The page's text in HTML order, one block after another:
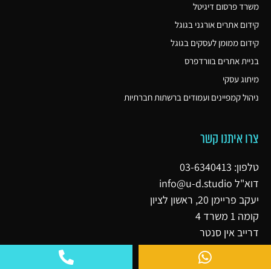
משרד פרסום דיגיטל
קידום אתרים אורגני בגוגל
קידום ממומן לעסקים בגוגל
בניית אתרים בוורדפרס
מיתוג עסקי
ניהול קמפיינים ועמודים ברשתות חברתיות
צרו איתנו קשר
טלפון: 03-6340413
דוא"ל info@u-d.studio
יעקב פריימן 20, ראשון לציון
קומה 1 משרד 4
דרייב אין סנטר
ווטסאפ 051-5158060